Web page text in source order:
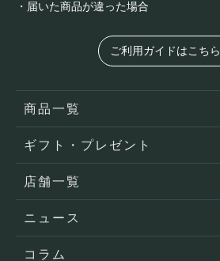
・届いた商品が違った場合
ご利用ガイドはこちら
商品一覧
ギフト・プレゼント
店舗一覧
ニュース
コラム